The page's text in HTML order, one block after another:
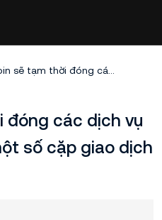
KuCoin sẽ tạm thời đóng các dịch vụ ký quỹ chéo cho một số cặp giao dịch
đóng các dịch vụ
số cặp giao dịch